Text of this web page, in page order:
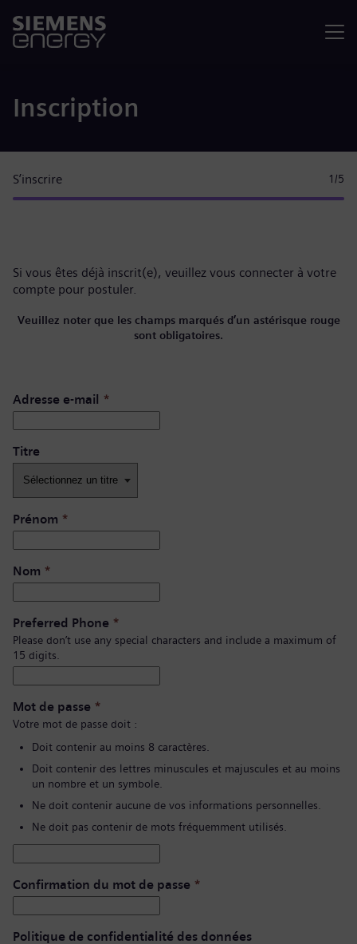
Inscription
S’inscrire 1 /5
Si vous êtes déjà inscrit(e), veuillez vous connecter à votre
compte pour postuler.
Veuillez noter que les champs marqués d’un astérisque rouge
sont obligatoires.
Adresse e-mail *
Titre
Prénom *
Nom *
Preferred Phone *
Please don’t use any special characters and include a maximum of
15 digits.
Mot de passe *
Votre mot de passe doit :
Doit contenir au moins 8 caractères.
Doit contenir des lettres minuscules et majuscules et au moins
un nombre et un symbole.
Ne doit contenir aucune de vos informations personnelles.
Ne doit pas contenir de mots fréquemment utilisés.
Confirmation du mot de passe *
Politique de confidentialité des données